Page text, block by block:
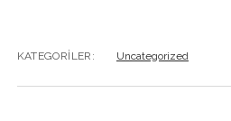
KATEGORILER: Uncategorized